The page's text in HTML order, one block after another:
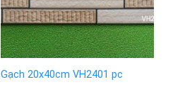
Gạch 20x40cm VH2401 pc